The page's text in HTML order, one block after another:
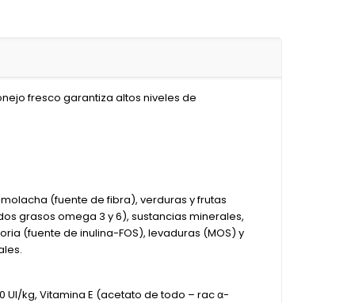
fresco garantiza altos niveles de
(fuente de fibra), verduras y frutas
grasos omega 3 y 6), sustancias minerales,
(fuente de inulina-FOS), levaduras (MOS) y
UI/kg, Vitamina E (acetato de todo – rac α-